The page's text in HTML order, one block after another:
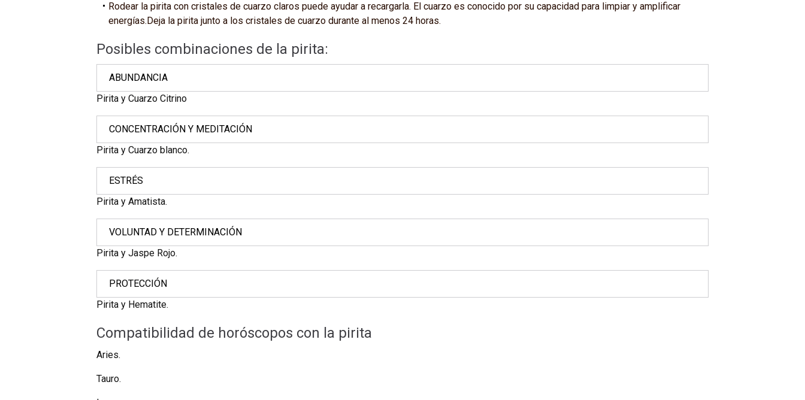
Rodear la pirita con cristales de cuarzo claros puede ayudar a recargarla. El cuarzo es conocido por su capacidad para limpiar y amplificar
energías.Deja la pirita junto a los cristales de cuarzo durante al menos 24 horas.
Posibles combinaciones de la pirita:
ABUNDANCIA
Pirita y Cuarzo Citrino
CONCENTRACIÓN Y MEDITACIÓN
Pirita y Cuarzo blanco.
ESTRÉS
Pirita y Amatista.
VOLUNTAD Y DETERMINACIÓN
Pirita y Jaspe Rojo.
PROTECCIÓN
Pirita y Hematite.
Compatibilidad de horóscopos con la pirita
Aries.
Tauro.